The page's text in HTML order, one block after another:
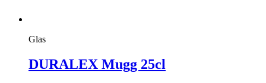
Glas
DURALEX Mugg 25cl